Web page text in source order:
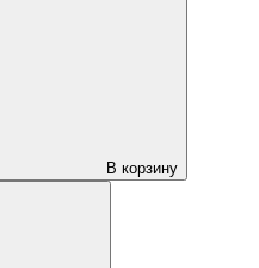
В корзину